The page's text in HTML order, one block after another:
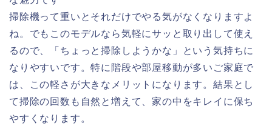
掃除機って重いとそれだけでやる気がなくなりますよ
ね。でもこのモデルなら気軽にサッと取り出して使え
るので、「ちょっと掃除しようかな」という気持ちに
なりやすいです。特に階段や部屋移動が多いご家庭で
は、この軽さが大きなメリットになります。結果とし
て掃除の回数も自然と増えて、家の中をキレイに保ち
やすくなります。